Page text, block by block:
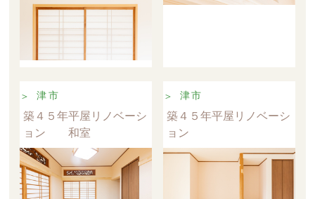
津市
築４５年平屋リノベーシ
ョン 和室
津市
築４５年平屋リノベーシ
ョン